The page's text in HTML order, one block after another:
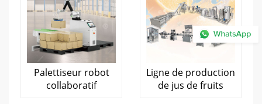
Palettiseur robot
collaboratif
Ligne de production
de jus de fruits